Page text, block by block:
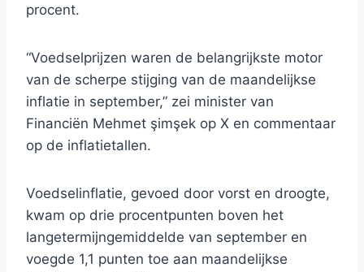
procent.
“Voedselprijzen waren de belangrijkste motor
van de scherpe stijging van de maandelijkse
inflatie in september,” zei minister van
Financiën Mehmet şimşek op X en commentaar
op de inflatietallen.
Voedselinflatie, gevoed door vorst en droogte,
kwam op drie procentpunten boven het
langetermijngemiddelde van september en
voegde 1,1 punten toe aan maandelijkse